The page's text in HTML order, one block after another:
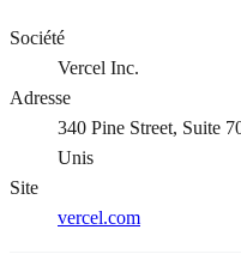
Société
Vercel Inc.
Adresse
340 Pine Street, Suite
Unis
Site
vercel.com